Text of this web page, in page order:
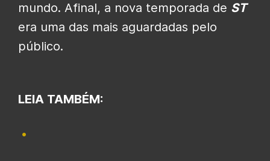
mundo. Afinal, a nova temporada de ST
era uma das mais aguardadas pelo
público.
LEIA TAMBÉM: